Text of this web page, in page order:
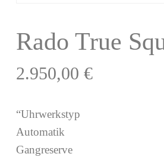
Rado True
2.950,00 €
“Uhrwerkstyp
Automatik
Gangreserve